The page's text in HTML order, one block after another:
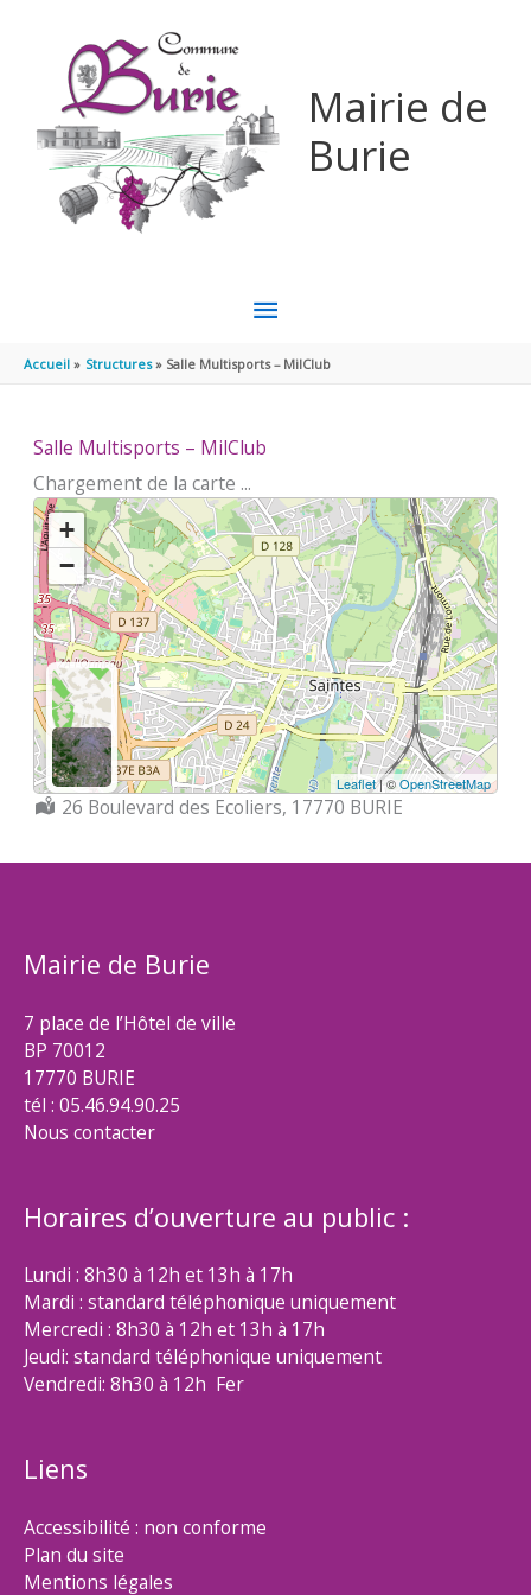
Mairie de
Burie
MENU
PRINCIPAL
Accueil Structures Salle Multisports – MilClub
Salle Multisports – MilClub
Chargement de la carte ...
+
−
Leaflet| ©OpenStreetMap
Localisation :
26 Boulevard des Ecoliers, 17770 BURIE
Mairie de Burie
7 place de l’Hôtel de ville
BP 70012
17770 BURIE
tél : 05.46.94.90.25
Nous contacter
Horaires d’ouverture au public :
Lundi : 8h30 à 12h et 13h à 17h
Mardi : standard téléphonique uniquement
Mercredi : 8h30 à 12h et 13h à 17h
Jeudi: standard téléphonique uniquement
Vendredi: 8h30 à 12h Fer
Liens
Accessibilité : non conforme
Plan du site
Mentions légales